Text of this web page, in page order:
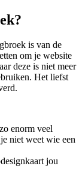
is van de
om je website
deze is niet meer
Het liefst
enorm veel
niet weet wie een
jou